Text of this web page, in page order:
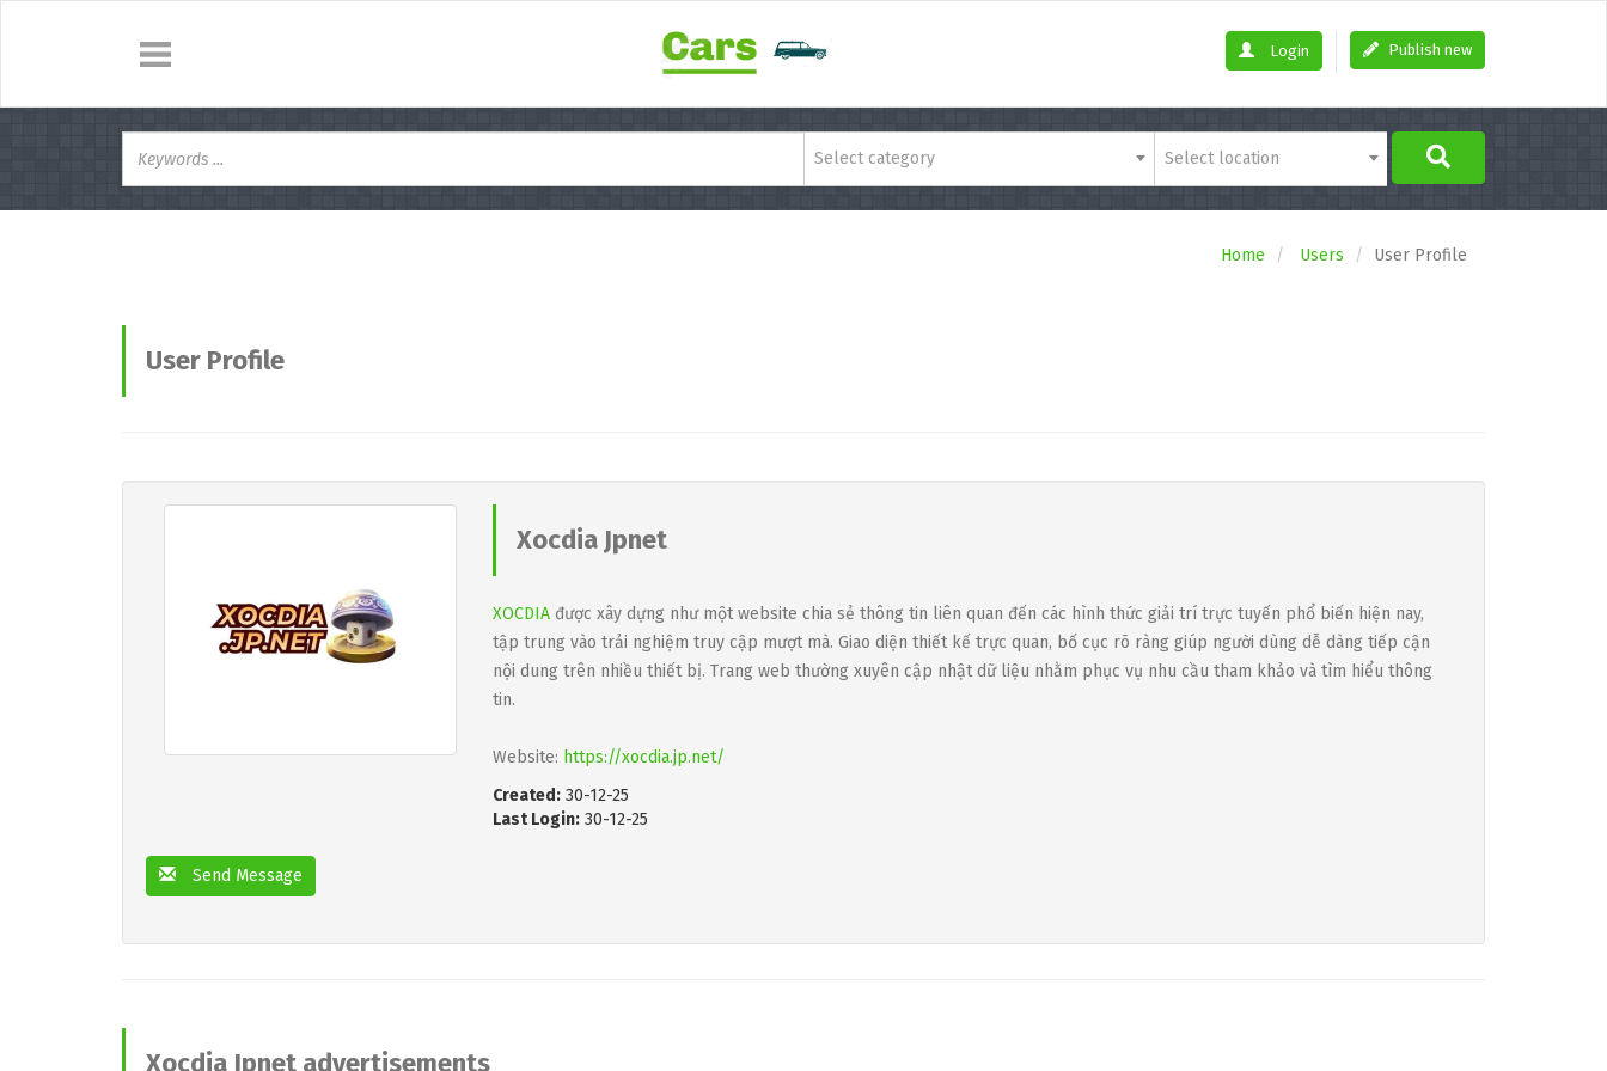
Publish new
Login
Select category Select location
Home Users User Profile
User Profile
Xocdia Jpnet
XOCDIA được xây dựng như một website chia sẻ thông tin liên quan đến các hình thức giải trí trực tuyến phổ biến hiện nay,
tập trung vào trải nghiệm truy cập mượt mà. Giao diện thiết kế trực quan, bố cục rõ ràng giúp người dùng dễ dàng tiếp cận
nội dung trên nhiều thiết bị. Trang web thường xuyên cập nhật dữ liệu nhằm phục vụ nhu cầu tham khảo và tìm hiểu thông
tin.
Website: https://xocdia.jp.net/
Created: 30-12-25
Last Login: 30-12-25
Send Message
Xocdia Jpnet advertisements